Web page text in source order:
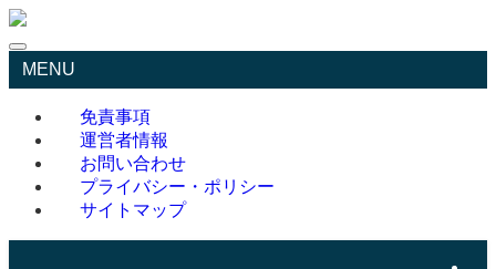
MENU
免責事項
運営者情報
お問い合わせ
プライバシー・ポリシー
サイトマップ